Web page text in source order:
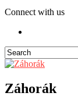
Connect with us
Záhorák